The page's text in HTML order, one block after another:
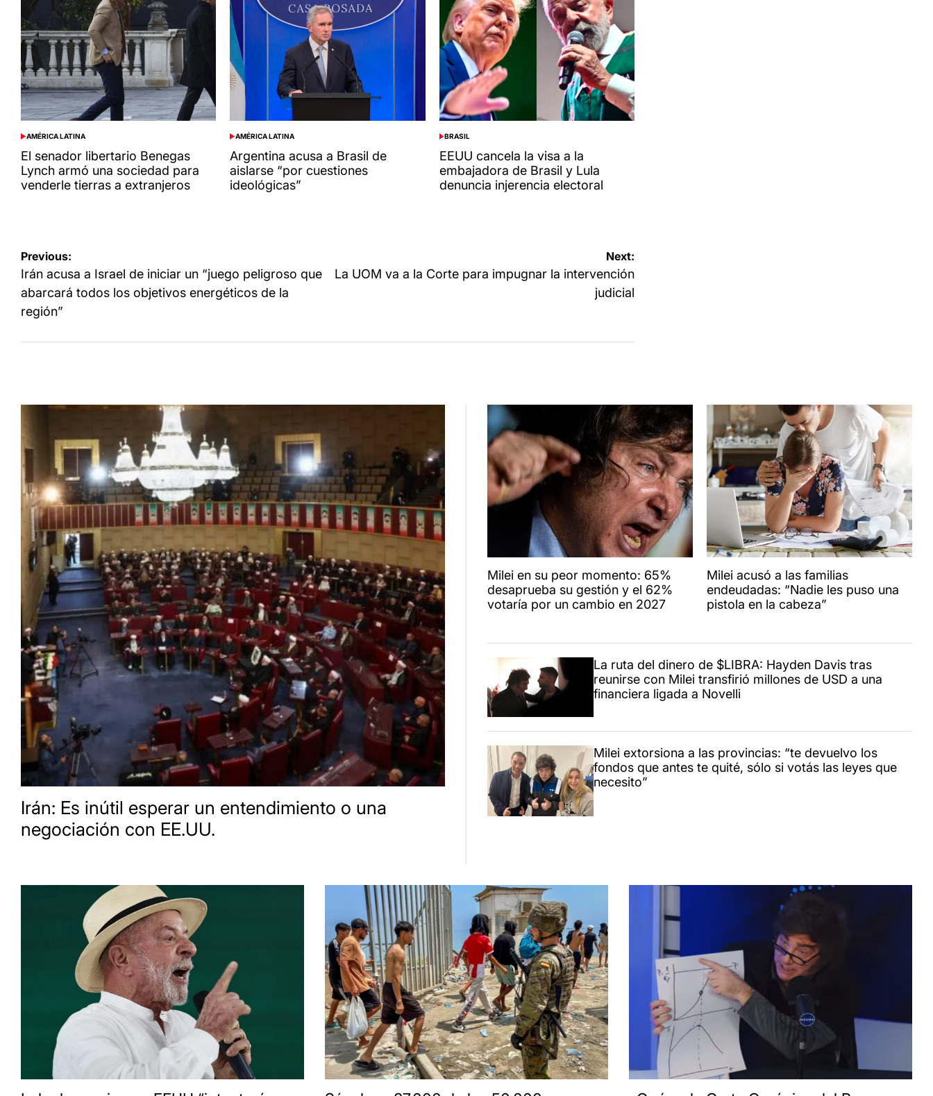
POSTED
IN
AMÉRICA LATINA
El senador libertario Benegas
Lynch armó una sociedad para
venderle tierras a extranjeros
POSTED
IN
AMÉRICA LATINA
Argentina acusa a Brasil de
aislarse “por cuestiones
ideológicas”
POSTED
IN
BRASIL
EEUU cancela la visa a la
embajadora de Brasil y Lula
denuncia injerencia electoral
Navegación
de
entradas
Previous:
Irán acusa a Israel de iniciar un “juego peligroso que
abarcará todos los objetivos energéticos de la
región”
Next:
La UOM va a la Corte para impugnar la intervención
judicial
Irán: Es inútil esperar un entendimiento o una
negociación con EE.UU.
Milei en su peor momento: 65%
desaprueba su gestión y el 62%
votaría por un cambio en 2027
Milei acusó a las familias
endeudadas: “Nadie les puso una
pistola en la cabeza”
La ruta del dinero de $LIBRA: Hayden Davis tras
reunirse con Milei transfirió millones de USD a una
financiera ligada a Novelli
Milei extorsiona a las provincias: “te devuelvo los
fondos que antes te quité, sólo si votás las leyes que
necesito”